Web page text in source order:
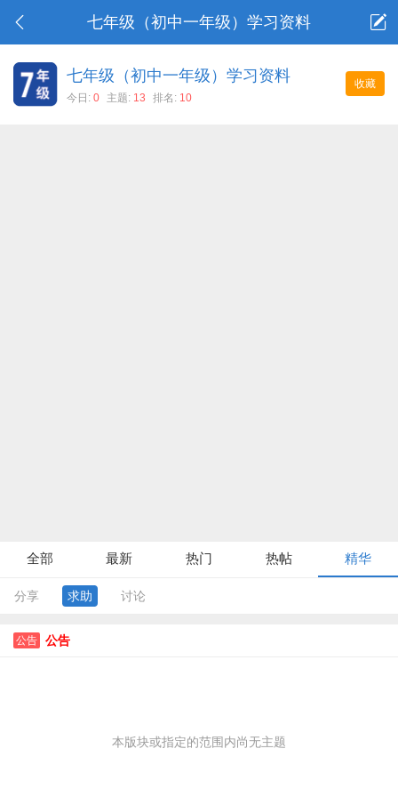
七年级（初中一年级）学习资料
收藏
七年级（初中一年级）学习资料
今日: 0 主题: 13 排名: 10
全部 最新 热门 热帖 精华
分享 求助 讨论
公告 公告
本版块或指定的范围内尚无主题